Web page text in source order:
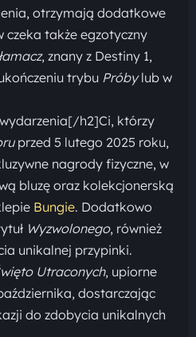
otrzymają dodatkowe
czeka także egzotyczny
, znany z Destiny 1,
trybu Próbylub w
h2]Ci, którzy
przed 5 lutego 2025 roku,
nagrody fizyczne, w
bluzę oraz kolekcjonerską
Bungie. Dodatkowo
Wyzwolonego, również
unikalnej przypinki.
Utraconych, upiorne
dostarczając
do zdobycia unikalnych